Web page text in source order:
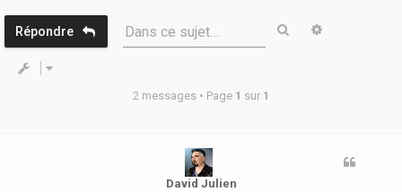
Répondre Dans ce sujet… Rechercher
2 messages • Page 1 sur 1
David Julien